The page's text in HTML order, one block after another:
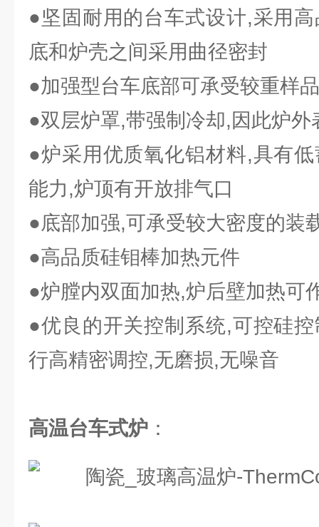
●坚固耐用的台车式设计,采用
底和炉壳之间采用曲径密封
●加强型台车底部可承受较重样品
●双层炉罩,带强制冷却,因此炉外
●炉采用优质氧化铝材料,具有
能力,炉顶有开放排气口
●底部加强,可承受较大密度的装
●高品质硅钼棒加热元件
●炉膛内双面加热,炉后壁加热可
●优良的开关控制系统,可控硅
行高精密调控,无磨损,无噪音
高温台车式炉 ：